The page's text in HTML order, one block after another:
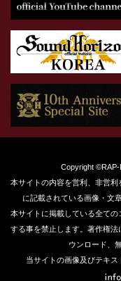
Copyright ©RAP-
本サイトの内容を営利、非営
に記載されている画像・文
本サイトに掲載している全て
する事を禁止します。著作権
ウンロード、
当サイトの画像及びテキス